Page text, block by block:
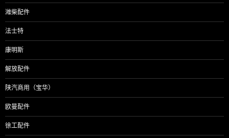
潍柴配件
法士特
康明斯
解放配件
陕汽商用（宝华）
欧曼配件
徐工配件